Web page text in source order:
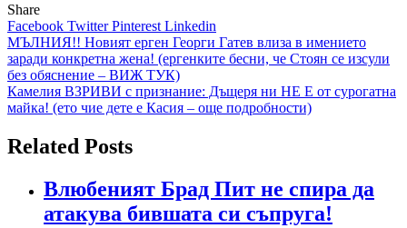
Share
Facebook TwitterPinterest Linkedin
Навигация
МЪЛНИЯ!! Новият ерген Георги Гатев влиза в имението
заради конкретна жена! (ергенките бесни, че Стоян се изсули
без обяснение – ВИЖ ТУК)
Камелия ВЗРИВИ с признание: Дъщеря ни НЕ Е от сурогатна
майка! (ето чие дете е Касия – още подробности)
Related Posts
Влюбеният Брад Пит не спира да
атакува бившата си съпруга!